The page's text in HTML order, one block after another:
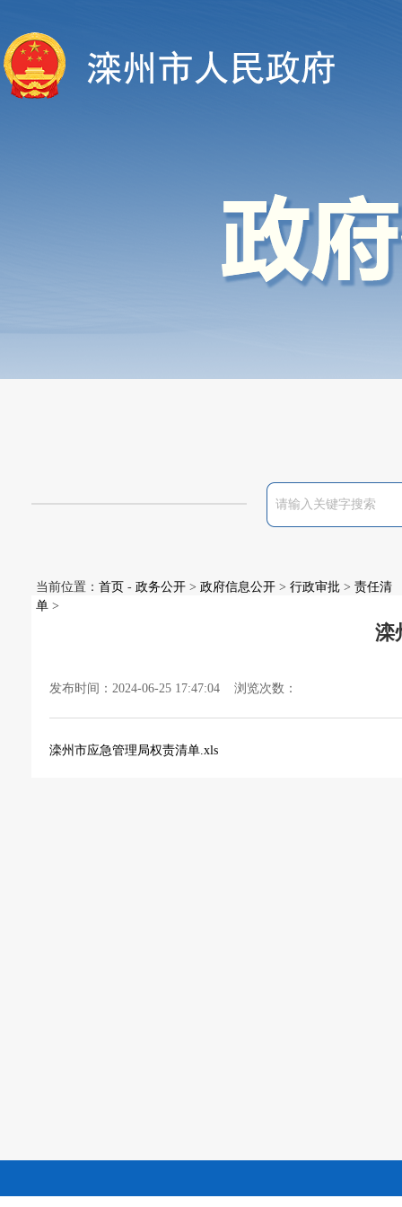
当前位置： 首页 - 政务公开 > 政府信息公开 > 行政审批 > 责任清
单 >
滦
发布时间：2024-06-25 17:47:04 浏览次数：
滦州市应急管理局权责清单.xls